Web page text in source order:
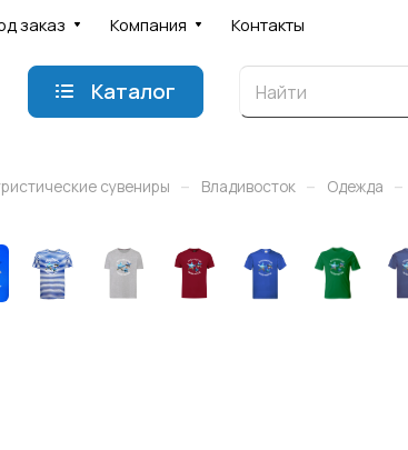
заказ Компания Контакты
Каталог
сувениры – Владивосток – Одежда –